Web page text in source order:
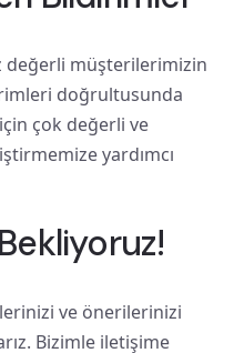
değerli müşterilerimizin
doğrultusunda
çok değerli ve
yardımcı
ve önerilerinizi
Bizimle iletişime